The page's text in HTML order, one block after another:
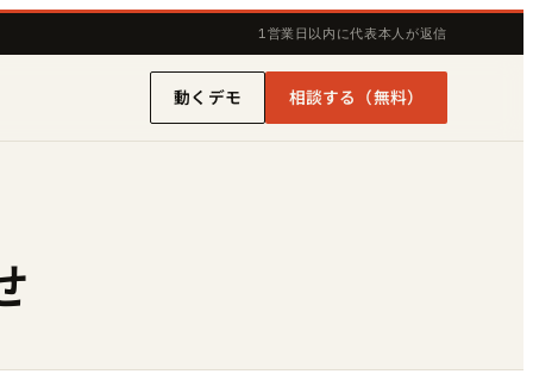
1営業日以内に代表本人が返信
動くデモ 相談する（無料）